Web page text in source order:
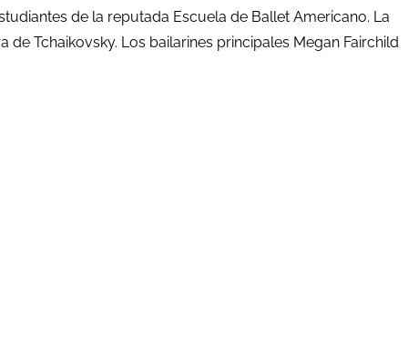
de la reputada Escuela de Ballet Americano. La
Tchaikovsky. Los bailarines principales Megan Fairchild